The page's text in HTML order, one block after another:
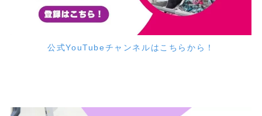
公式YouTubeチャンネルはこちらから！